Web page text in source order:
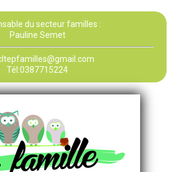
du secteur familles :
Pauline Semet
Tél:0387715224